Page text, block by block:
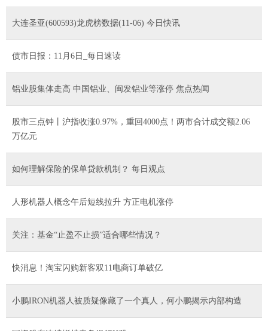
大连圣亚(600593)龙虎榜数据(11-06) 今日快讯
债市日报：11月6日_每日速读
铝业股集体走高 中国铝业、闽发铝业等涨停 焦点热闻
股市三点钟丨沪指收涨0.97%，重回4000点！两市合计成交额2.06
万亿元
如何理解保险的保单贷款机制？ 每日观点
人形机器人概念午后短线拉升 方正电机涨停
关注：基金“止盈不止损”适合哪些情况？
快消息！淘宝闪购新客双11电商订单破亿
小鹏IRON机器人被质疑像藏了一个真人，何小鹏揭示内部构造